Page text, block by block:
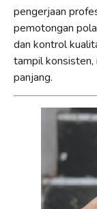
pengerjaan
pemotongan
dan kontrol
tampil konsisten,
panjang.